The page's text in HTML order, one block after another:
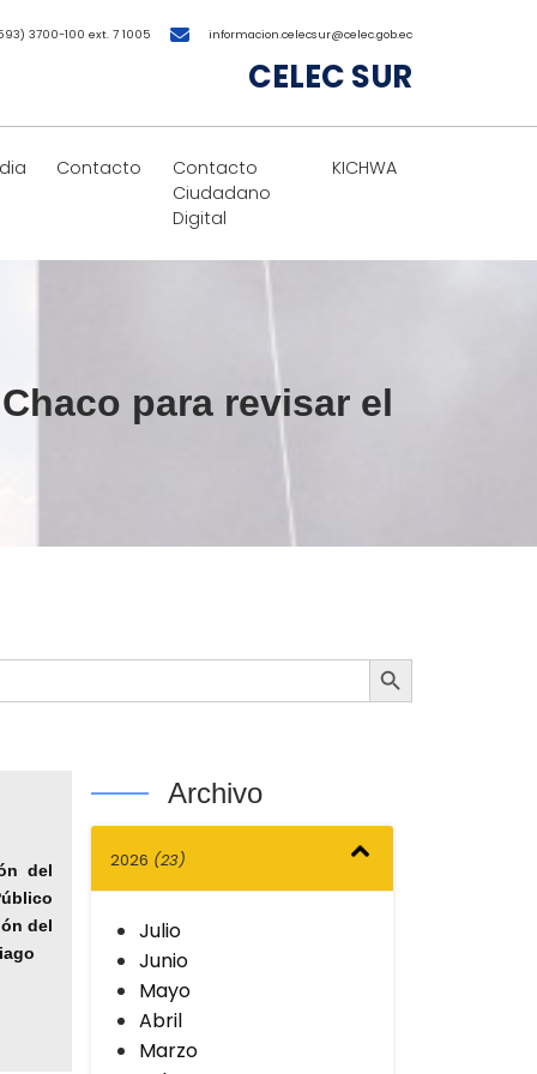
3700-100 ext. 7 1005 informacion.celecsur@celec.gob.ec
CELEC SUR
Contacto
Contacto
Ciudadano
Digital
KICHWA
para revisar el
Botón de búsqueda
del
del
Archivo
2026 (23)
Julio
Junio
Mayo
Abril
Marzo